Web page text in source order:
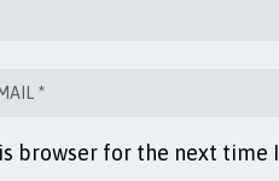
browser for the next time